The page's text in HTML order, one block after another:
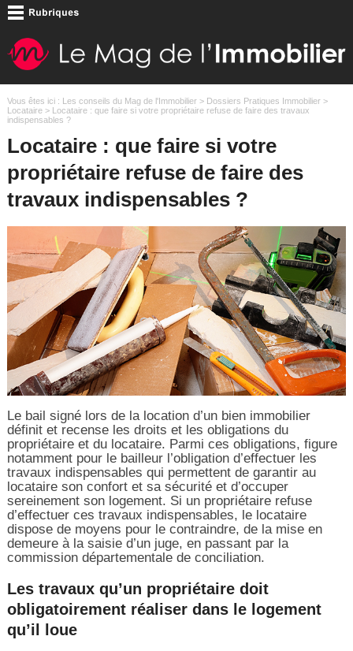
Vous êtes ici : Les conseils du Mag de l'Immobilier> Dossiers Pratiques Immobilier>
Locataire> Locataire : que faire si votre propriétaire refuse de faire des travaux
indispensables ?
Locataire : que faire si votre
propriétaire refuse de faire des
travaux indispensables ?
Le bail signé lors de la location d’un bien immobilier
définit et recense les droits et les obligations du
propriétaire et du locataire. Parmi ces obligations, figure
notamment pour le bailleur l’obligation d’effectuer les
travaux indispensables qui permettent de garantir au
locataire son confort et sa sécurité et d’occuper
sereinement son logement. Si un propriétaire refuse
d’effectuer ces travaux indispensables, le locataire
dispose de moyens pour le contraindre, de la mise en
demeure à la saisie d’un juge, en passant par la
commission départementale de conciliation.
Les travaux qu’un propriétaire doit
obligatoirement réaliser dans le logement
qu’il loue